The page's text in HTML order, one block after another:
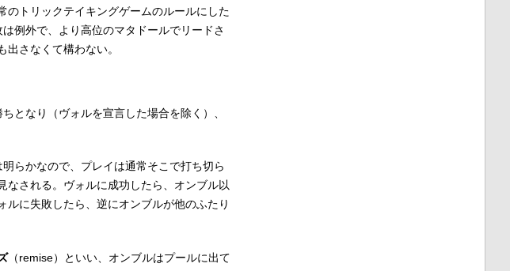
のトリックテイキングゲームのルールにした
例外で、より高位のマタドールでリードさ
さなくて構わない。
となり（ヴォルを宣言した場合を除く）、
らかなので、プレイは通常そこで打ち切ら
なされる。ヴォルに成功したら、オンブル以
に失敗したら、逆にオンブルが他のふたり
（remise）といい、オンブルはプールに出て